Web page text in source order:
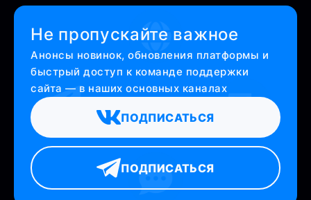
Не пропускайте важное
Анонсы новинок, обновления платформы и
быстрый доступ к команде поддержки
сайта — в наших основных каналах
ПОДПИСАТЬСЯ
ПОДПИСАТЬСЯ